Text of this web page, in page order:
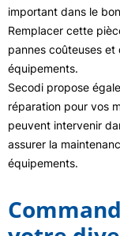
important dans le
Remplacer cette
pannes coûteuses
équipements.
Secodi propose
réparation pour vos
peuvent intervenir
assurer la
équipements.